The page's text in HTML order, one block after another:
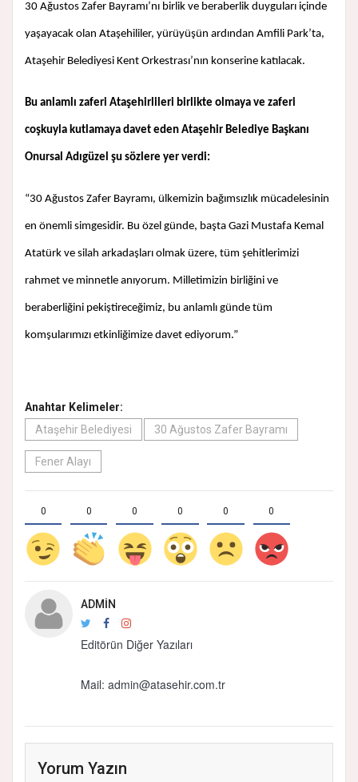
30 Ağustos Zafer Bayramı’nı birlik ve beraberlik duyguları içinde
yaşayacak olan Ataşehililer, yürüyüşün ardından Amfili Park’ta,
Ataşehir Belediyesi Kent Orkestrası’nın konserine katılacak.
Bu anlamlı zaferi Ataşehirlileri birlikte olmaya ve zaferi
coşkuyla kutlamaya davet eden Ataşehir Belediye Başkanı
Onursal Adıgüzel şu sözlere yer verdi:
“30 Ağustos Zafer Bayramı, ülkemizin bağımsızlık mücadelesinin
en önemli simgesidir. Bu özel günde, başta Gazi Mustafa Kemal
Atatürk ve silah arkadaşları olmak üzere, tüm şehitlerimizi
rahmet ve minnetle anıyorum. Milletimizin birliğini ve
beraberliğini pekiştireceğimiz, bu anlamlı günde tüm
komşularımızı etkinliğimize davet ediyorum.”
Anahtar Kelimeler:
Ataşehir Belediyesi
30 Ağustos Zafer Bayramı
Fener Alayı
0 0 0 0 0 0
ADMIN
Editörün Diğer Yazıları
Mail: admin@atasehir.com.tr
Yorum Yazın